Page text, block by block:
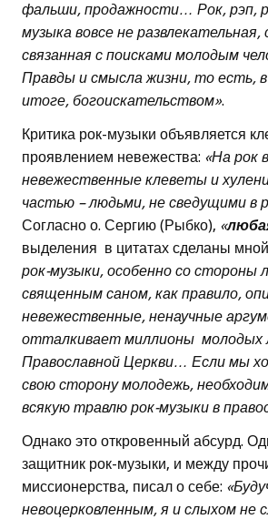
фальши, продажности… Рок, рэп,
музыка вовсе не развлекательная,
связанная с поисками молодым
Правды и смысла жизни, то есть,
итоге, богоискательством».
Критика рок-музыки объявляется
проявлением невежества: «На рок
невежественные клеветы и
частью – людьми, не сведущими в
Согласно о. Сергию (Рыбко), «
выделения в цитатах сделаны
рок-музыки, особенно со стороны
священным саном, как правило,
невежественные, ненаучные
отталкивает миллионы молодых
Православной Церкви… Если мы
свою сторону молодежь,
всякую травлю рок-музыки в
Однако это откровенный абсурд.
защитник рок-музыки, и между
миссионерства, писал о себе:
невоцерковленным, я и слыхом не